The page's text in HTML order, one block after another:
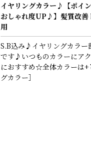
イヤリングカラー♪【ポイ
おしゃれ度UP♪】髪質改善
用
S.B込み♪イヤリングカラー
です♪いつものカラーにア
におすすめ☆全体カラーは
グカラー］